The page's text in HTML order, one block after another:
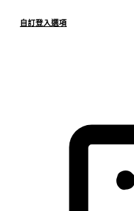
自訂登入選項